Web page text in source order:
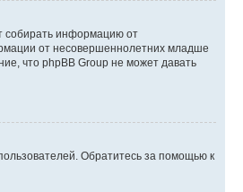
собирать информацию от
от несовершеннолетних младше
что phpBB Group не может давать
Обратитесь за помощью к